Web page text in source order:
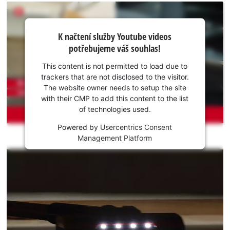
mezi sedadly v autě. K chodu vysavače postačí jediné stisknutí
vypínače. Tlačítko napájení není nutné trvale držet. Obsahem
balení aku vysavače není baterie ani nabíječka, ty jsou však k
dispozici samostatně.
služby
potřebujeme
váš souhlas!
This
content
not
to
that
not
K načtení služby Youtube videos
potřebujeme váš souhlas!
This content is not permitted to load due to
trackers that are not disclosed to the visitor.
The website owner needs to setup the site
with their CMP to add this content to the list
of technologies used.
Powered by Usercentrics Consent
Management Platform